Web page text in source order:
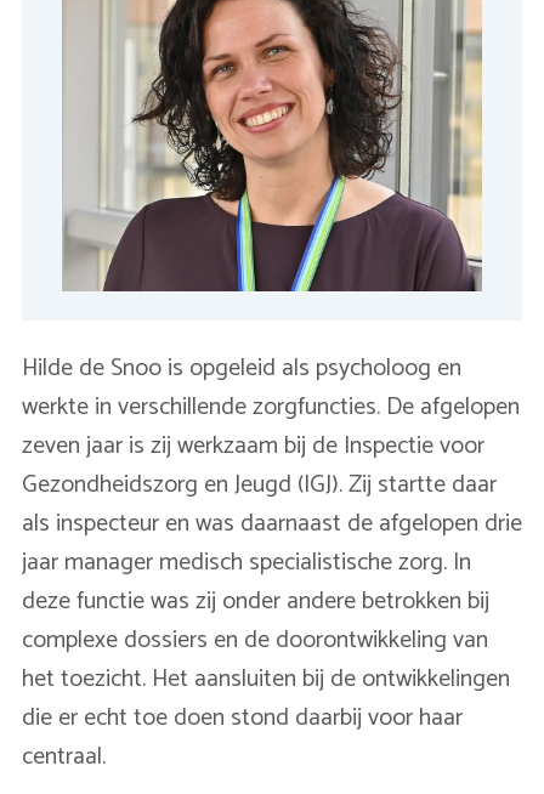
Hilde de Snoo is opgeleid als psycholoog en
werkte in verschillende zorgfuncties. De afgelopen
zeven jaar is zij werkzaam bij de Inspectie voor
Gezondheidszorg en Jeugd (IGJ). Zij startte daar
als inspecteur en was daarnaast de afgelopen drie
jaar manager medisch specialistische zorg. In
deze functie was zij onder andere betrokken bij
complexe dossiers en de doorontwikkeling van
het toezicht. Het aansluiten bij de ontwikkelingen
die er echt toe doen stond daarbij voor haar
centraal.